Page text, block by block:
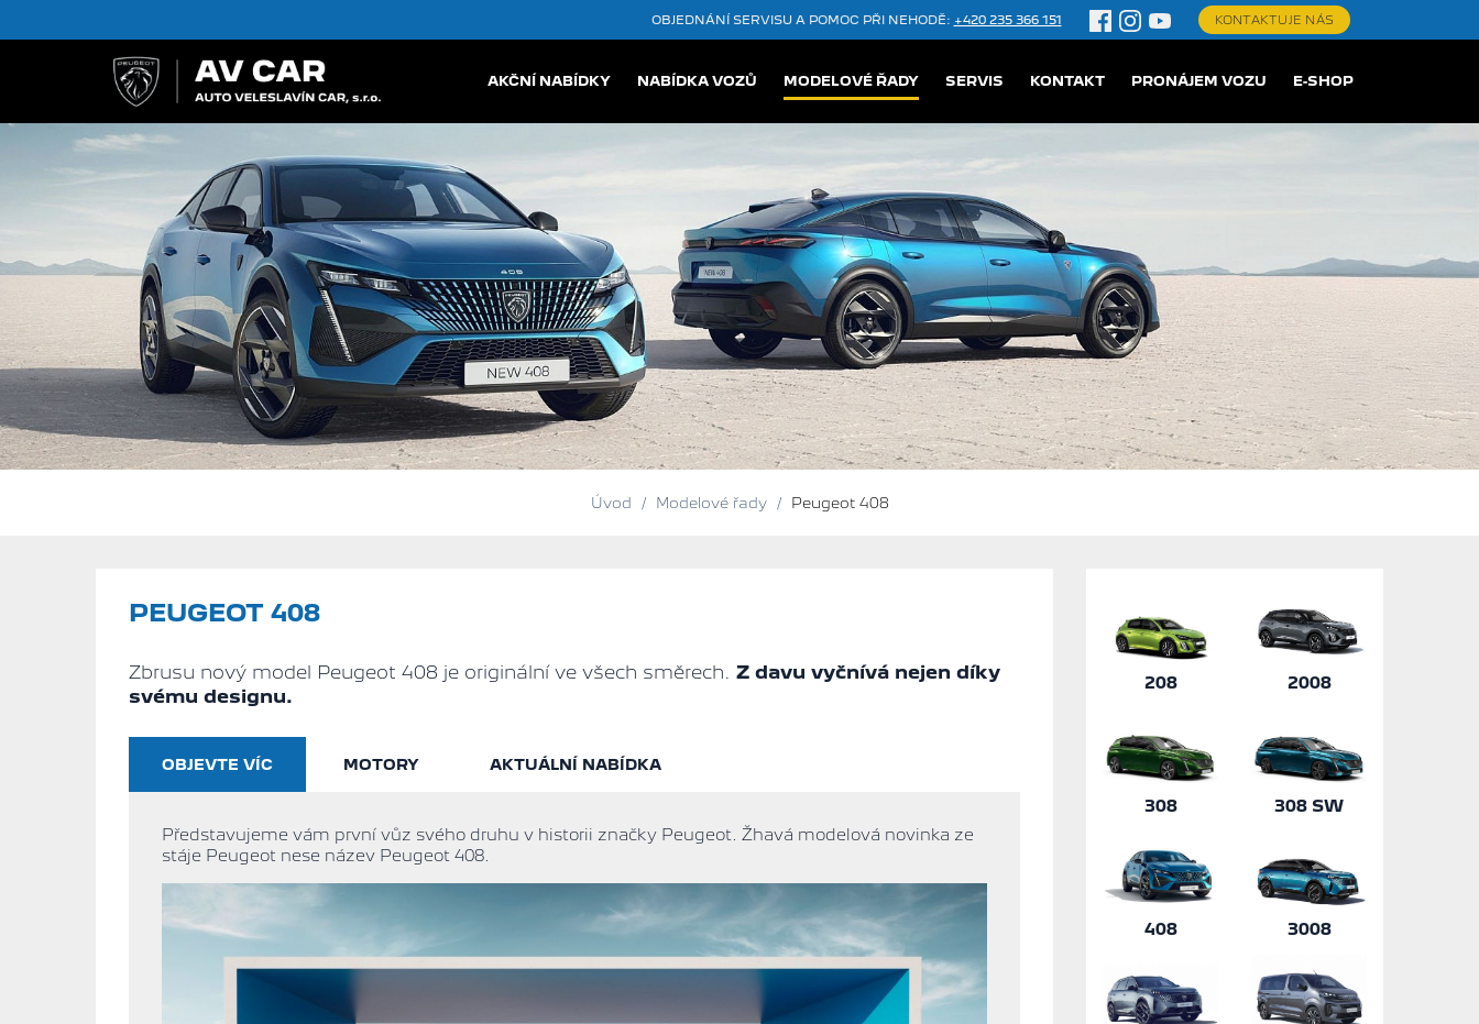
OBJEDNÁNÍ SERVISU A POMOC PŘI NEHODĚ: +420 235 366 151 KONTAKTUJE NÁS
AKČNÍ NABÍDKY NABÍDKA VOZŮ MODELOVÉ ŘADY SERVIS KONTAKT PRONÁJEM VOZU E-SHOP
Úvod / Modelové řady / Peugeot 408
PEUGEOT 408
Zbrusu nový model Peugeot 408 je originální ve všech směrech. Z davu vyčnívá nejen díky
svému designu.
OBJEVTE VÍC MOTORY AKTUÁLNÍ NABÍDKA
Představujeme vám první vůz svého druhu v historii značky Peugeot. Žhavá modelová novinka ze
stáje Peugeot nese název Peugeot 408.
208 2008
308 308 SW
408 3008